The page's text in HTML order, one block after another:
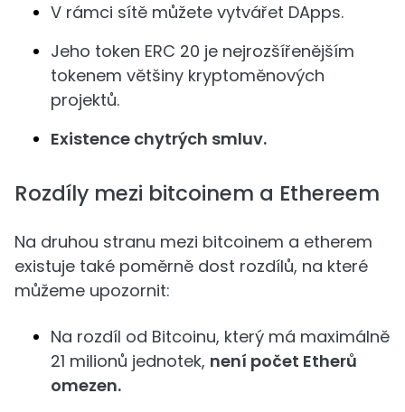
V rámci sítě můžete vytvářet DApps.
Jeho token ERC 20 je nejrozšířenějším
tokenem většiny kryptoměnových
projektů.
Existence chytrých smluv.
Rozdíly mezi bitcoinem a Ethereem
Na druhou stranu mezi bitcoinem a etherem
existuje také poměrně dost rozdílů, na které
můžeme upozornit:
Na rozdíl od Bitcoinu, který má maximálně
21 milionů jednotek, není počet Etherů
omezen.